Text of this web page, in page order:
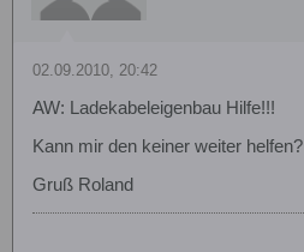
02.09.2010, 20:42
AW: Ladekabeleigenbau Hilfe!!!
Kann mir den keiner weiter helfen?
Gruß Roland